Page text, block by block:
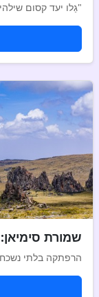
"גַלו יעד קסום
שמורת
הרפתקה בלתי